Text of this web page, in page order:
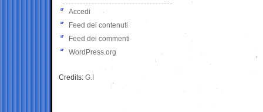
Accedi
Feed dei contenuti
Feed dei commenti
WordPress.org
Credits: G.I